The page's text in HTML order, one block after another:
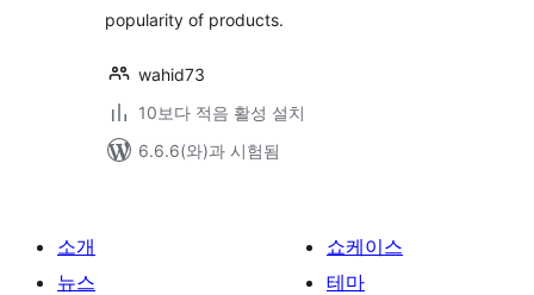
popularity of products.
wahid73
10보다 적음 활성 설치
6.6.6(와)과 시험됨
소개
뉴스
쇼케이스
테마